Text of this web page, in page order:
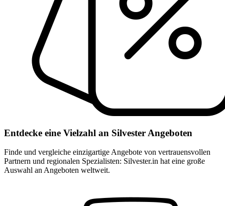
Entdecke eine Vielzahl an Silvester Angeboten
Finde und vergleiche einzigartige Angebote von vertrauensvollen
Partnern und regionalen Spezialisten: Silvester.in hat eine große
Auswahl an Angeboten weltweit.